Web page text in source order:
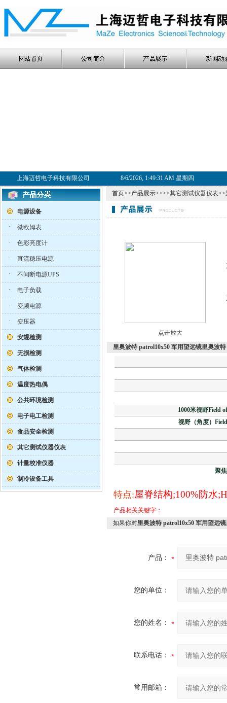
上海迈哲电子科技有限公司 8/6/2026, 1:49:32 AM 星期四
电源设备
· 微欧姆表
· 色彩亮度计
· 直流稳压电源
· 不间断电源UPS
· 电子负载
· 变频电源
· 变压器
安规检测
无损检测
气体检测
温度热电偶
公共环境检测
电子电工检测
食品安全检测
其它测试仪器仪表
计量校准仪器
制冷设备工具
首页>>产品展示>>>>其它测试仪器仪表>>
点击放大
里奥波特 patrol10x50 军用望远镜里奥波特
1000米视野Field
视野 （角度）
聚
特点:屋脊结构;100%防水;
产品相关关键字：
如果你对里奥波特 patrol10x50 军用望远
产品：
您的单位：
您的姓名：
联系电话：
常用邮箱：